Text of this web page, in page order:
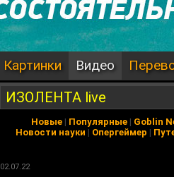
Картинки Видео
ИЗОЛЕНТА live
Новые | Популярные | Goblin
Новости науки | Опергеймер |
02.07.22